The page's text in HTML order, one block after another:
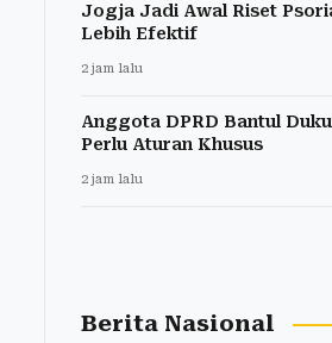
Jogja Jadi Awal Riset
Lebih Efektif
2 jam lalu
Anggota DPRD Bantul
Perlu Aturan Khusus
2 jam lalu
Berita Nasional